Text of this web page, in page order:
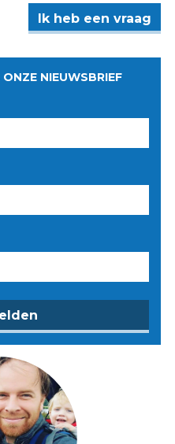
Ik heb een vraag
NIEUWSBRIEF